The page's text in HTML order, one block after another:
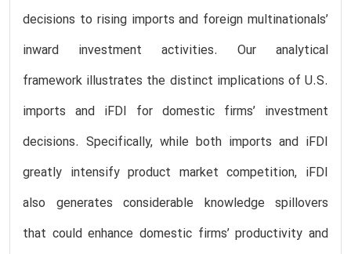
decisions to rising imports and foreign multinationals’
inward investment activities. Our analytical
framework illustrates the distinct implications of U.S.
imports and iFDI for domestic firms’ investment
decisions. Specifically, while both imports and iFDI
greatly intensify product market competition, iFDI
also generates considerable knowledge spillovers
that could enhance domestic firms’ productivity and